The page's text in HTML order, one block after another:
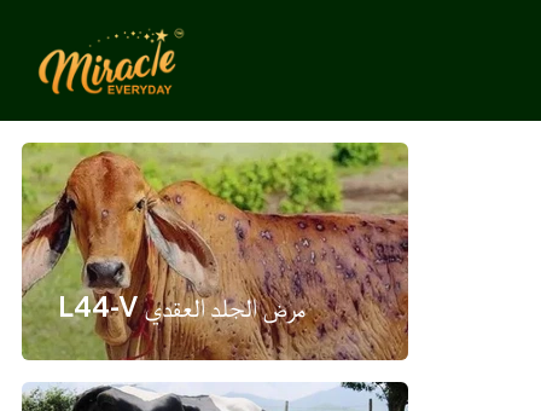
L44-V مرض الجلد العقدي